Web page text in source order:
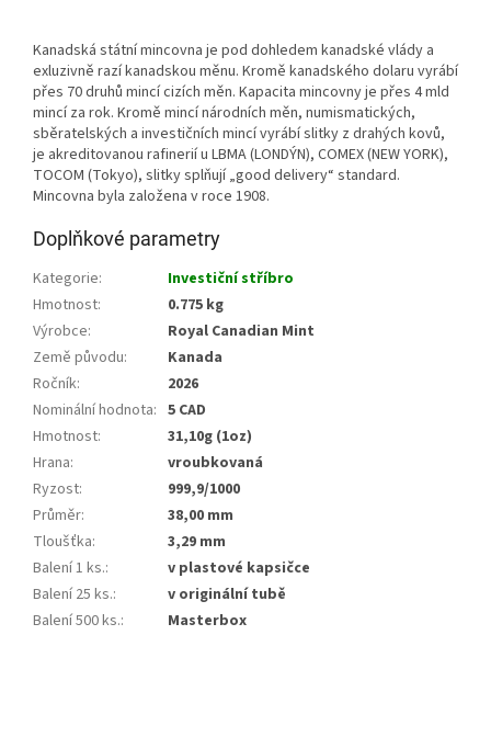
Kanadská státní mincovna je pod dohledem kanadské vlády a
exluzivně razí kanadskou měnu. Kromě kanadského dolaru vyrábí
přes 70 druhů mincí cizích měn. Kapacita mincovny je přes 4 mld
mincí za rok. Kromě mincí národních měn, numismatických,
sběratelských a investičních mincí vyrábí slitky z drahých kovů,
je akreditovanou rafinerií u LBMA (LONDÝN), COMEX (NEW YORK),
TOCOM (Tokyo), slitky splňují „good delivery“ standard.
Mincovna byla založena v roce 1908.
Doplňkové parametry
Kategorie:
Investiční stříbro
Hmotnost:
0.775 kg
Výrobce:
Royal Canadian Mint
Země původu:
Kanada
Ročník:
2026
Nominální hodnota: 5 CAD
Hmotnost:
31,10g (1oz)
Hrana:
vroubkovaná
Ryzost:
999,9/1000
Průměr:
38,00 mm
Tloušťka:
3,29 mm
Balení 1 ks.:
v plastové kapsičce
Balení 25 ks.:
v originální tubě
Balení 500 ks.: Masterbox